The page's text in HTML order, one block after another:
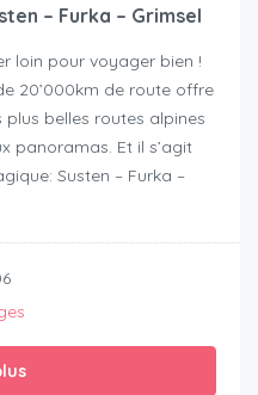
– Furka – Grimsel
loin pour voyager bien !
20’000km de route offre
belles routes alpines
panoramas. Et il s’agit
Susten – Furka –